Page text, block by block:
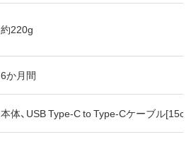
約220g
6か月間
本体、USB Type-C to Type-Cケーブル